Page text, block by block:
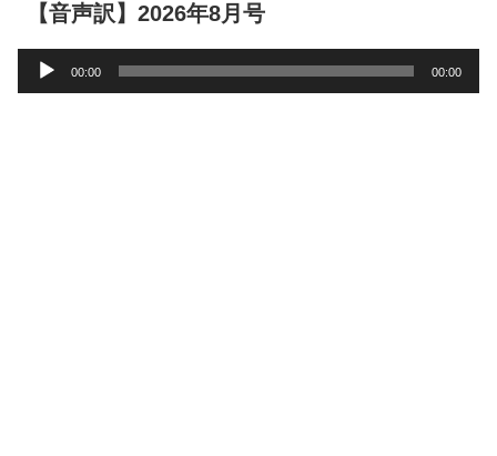
【音声訳】2026年8月号
声
00:00 00:00